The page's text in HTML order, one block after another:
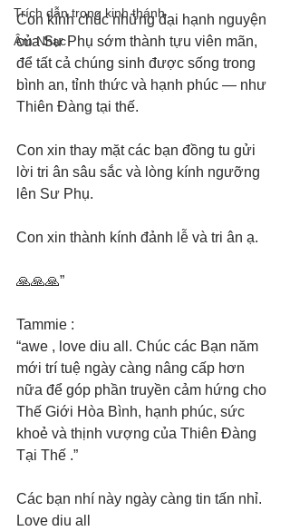
Trích dẫn trong kinh thánh
Âm Nhạc
Con kính chúc những đại hạnh nguyện
của Sư Phụ sớm thành tựu viên mãn,
để tất cả chúng sinh được sống trong
bình an, tỉnh thức và hạnh phúc — như
Thiên Đàng tại thế.
Con xin thay mặt các bạn đồng tu gửi
lời tri ân sâu sắc và lòng kính ngưỡng
lên Sư Phụ.
Con xin thành kính đảnh lễ và tri ân ạ.
🙏🙏🙏”
Tammie :
“awe , love diu all. Chúc các Bạn năm
mới trí tuệ ngày càng nâng cấp hơn
nữa để góp phần truyền cảm hứng cho
Thế Giới Hòa Bình, hạnh phúc, sức
khoẻ và thịnh vượng của Thiên Đàng
Tại Thế .”
Các bạn nhí này ngày càng tin tấn nhỉ.
Love diu all